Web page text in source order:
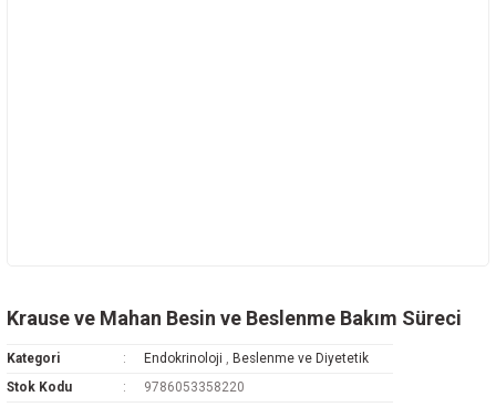
Krause ve Mahan Besin ve Beslenme Bakım Süreci
Kategori Endokrinoloji , Beslenme ve Diyetetik
Stok Kodu
9786053358220